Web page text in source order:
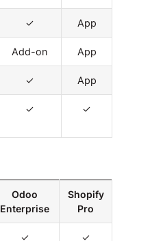
✓ App
Add-on App
✓ App
✓ ✓
Odoo
Enterprise
Shopify
Pro
✓ ✓